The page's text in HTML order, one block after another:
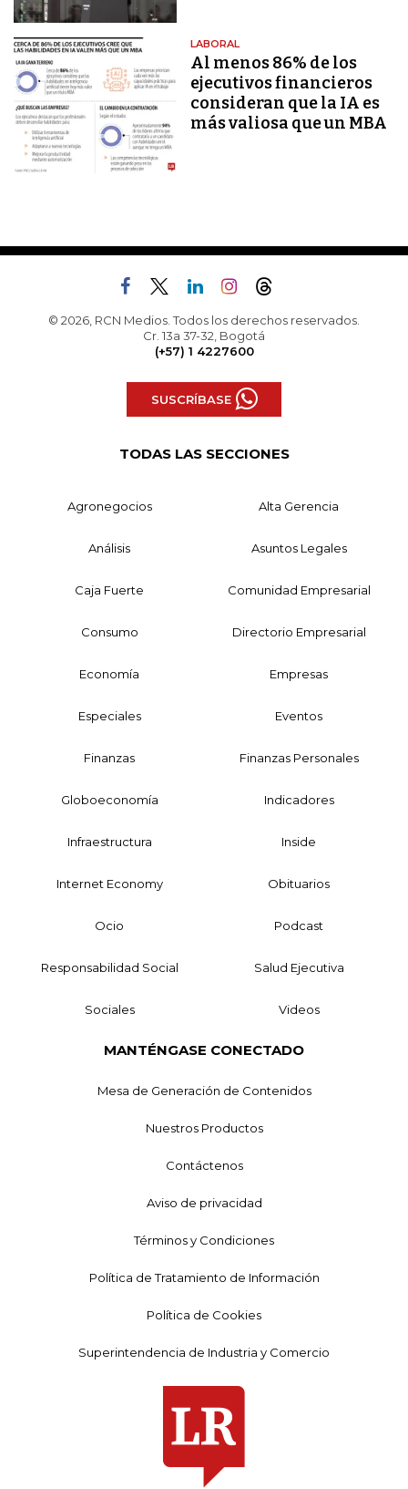
LABORAL
Al menos 86% de los
ejecutivos financieros
consideran que la IA es
más valiosa que un MBA
© 2026, RCN Medios. Todos los derechos reservados.
Cr. 13a 37-32, Bogotá
(+57) 1 4227600
SUSCRÍBASE
TODAS LAS SECCIONES
Agronegocios Alta Gerencia
Análisis Asuntos Legales
Caja Fuerte Comunidad Empresarial
Consumo Directorio Empresarial
Economía Empresas
Especiales Eventos
Finanzas Finanzas Personales
Globoeconomía Indicadores
Infraestructura Inside
Internet Economy Obituarios
Ocio Podcast
Responsabilidad Social Salud Ejecutiva
Sociales Videos
MANTÉNGASE CONECTADO
Mesa de Generación de Contenidos
Nuestros Productos
Contáctenos
Aviso de privacidad
Términos y Condiciones
Política de Tratamiento de Información
Política de Cookies
Superintendencia de Industria y Comercio